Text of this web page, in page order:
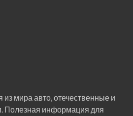
мира авто, отечественные и
Полезная информация для